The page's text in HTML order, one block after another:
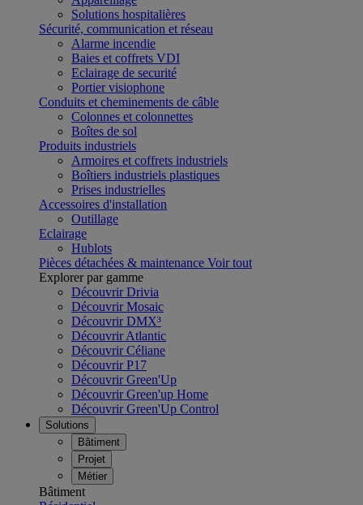
Solutions hospitalières
Sécurité, communication et réseau
Alarme incendie
Baies et coffrets VDI
Eclairage de securité
Portier visiophone
Conduits et cheminements de câble
Colonnes et colonnettes
Boîtes de sol
Produits industriels
Armoires et coffrets industriels
Boîtiers industriels plastiques
Prises industrielles
Accessoires d'installation
Outillage
Eclairage
Hublots
Pièces détachées & maintenance Voir tout
Explorer par gamme
Découvrir Drivia
Découvrir Mosaic
Découvrir DMX³
Découvrir Atlantic
Découvrir Céliane
Découvrir P17
Découvrir Green'Up
Découvrir Green'up Home
Découvrir Green'Up Control
Solutions
Bâtiment
Projet
Métier
Bâtiment